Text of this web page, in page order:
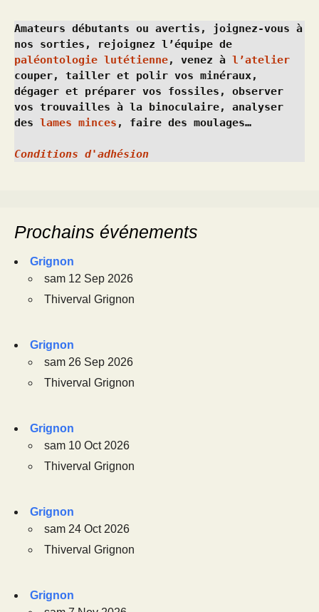
Amateurs débutants ou avertis, joignez-vous à
paléontologie lutétienne, venez à l’atelier
couper, tailler et polir vos minéraux,
dégager et préparer vos fossiles, observer
vos trouvailles à la binoculaire, analyser
des lames minces , faire des moulages…
Conditions d'adhésion
Prochains événements
Grignon
sam 12 Sep 2026
Thiverval Grignon
Grignon
sam 26 Sep 2026
Thiverval Grignon
Grignon
sam 10 Oct 2026
Thiverval Grignon
Grignon
sam 24 Oct 2026
Thiverval Grignon
Grignon